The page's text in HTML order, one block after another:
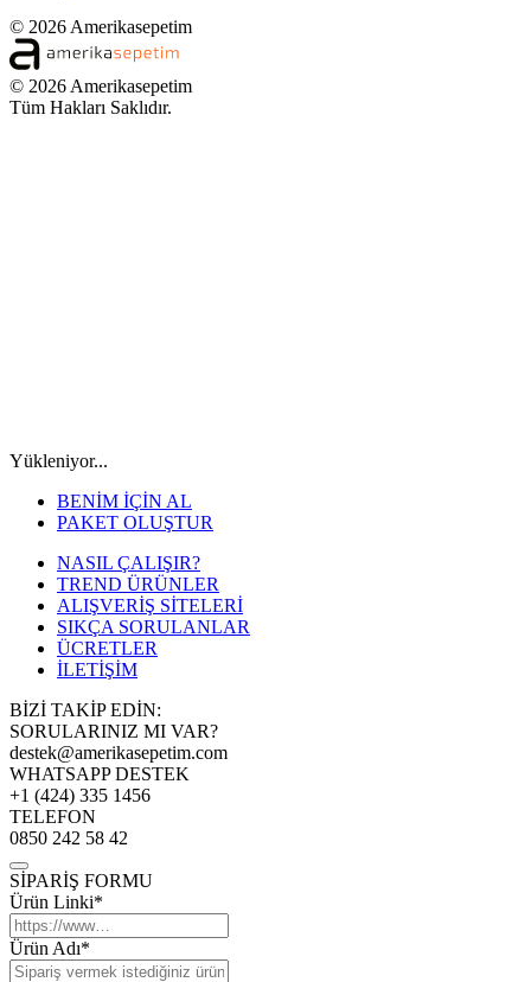
© 2026 Amerikasepetim
© 2026 Amerikasepetim
Tüm Hakları Saklıdır.
Yükleniyor...
BENİM İÇİN AL
PAKET OLUŞTUR
NASIL ÇALIŞIR?
TREND ÜRÜNLER
ALIŞVERİŞ SİTELERİ
SIKÇA SORULANLAR
ÜCRETLER
İLETİŞİM
BİZİ TAKİP EDİN:
SORULARINIZ MI VAR?
destek@amerikasepetim.com
WHATSAPP DESTEK
+1 (424) 335 1456
TELEFON
0850 242 58 42
SİPARİŞ FORMU
Ürün Linki*
Ürün Adı*